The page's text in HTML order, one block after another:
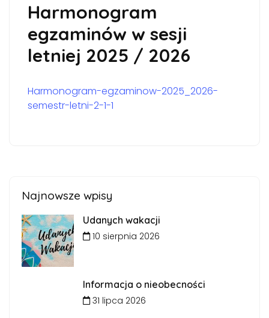
Harmonogram
egzaminów w sesji
letniej 2025 / 2026
Harmonogram-egzaminow-2025_2026-
semestr-letni-2-1-1
Najnowsze wpisy
Udanych wakacji
10 sierpnia 2026
Informacja o nieobecności
31 lipca 2026